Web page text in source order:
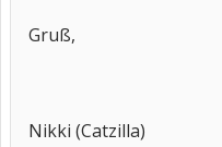
Gruß,
Nikki (Catzilla)